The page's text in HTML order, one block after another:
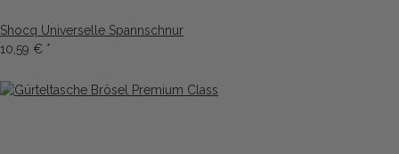
Shocq Universelle Spannschnur
10,59 € *